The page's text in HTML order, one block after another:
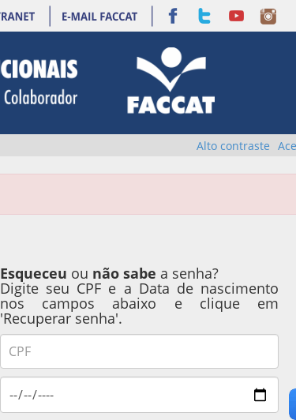
Alto contraste
Esqueceu ou não sabe a senha?
Digite seu CPF e a Data de nascimento
nos campos abaixo e clique em
'Recuperar senha'.